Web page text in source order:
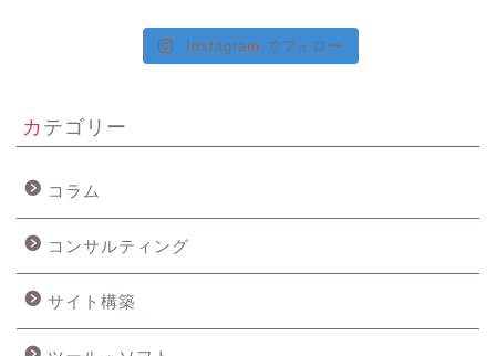
Instagram でフォロー
カテゴリー
コラム
コンサルティング
サイト構築